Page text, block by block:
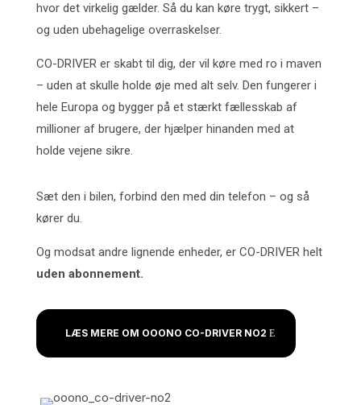
hvor det virkelig gælder. Så du kan køre trygt, sikkert –
og uden ubehagelige overraskelser.
CO-DRIVER er skabt til dig, der vil køre med ro i maven
– uden at skulle holde øje med alt selv. Den fungerer i
hele Europa og bygger på et stærkt fællesskab af
millioner af brugere, der hjælper hinanden med at
holde vejene sikre.
Sæt den i bilen, forbind den med din telefon – og så
kører du.
Og modsat andre lignende enheder, er CO-DRIVER helt
uden abonnement.
LÆS MERE OM OOONO CO-DRIVER NO2